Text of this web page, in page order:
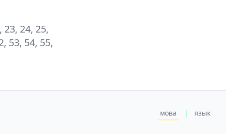
23, 24, 25,
53, 54, 55,
мова | язык